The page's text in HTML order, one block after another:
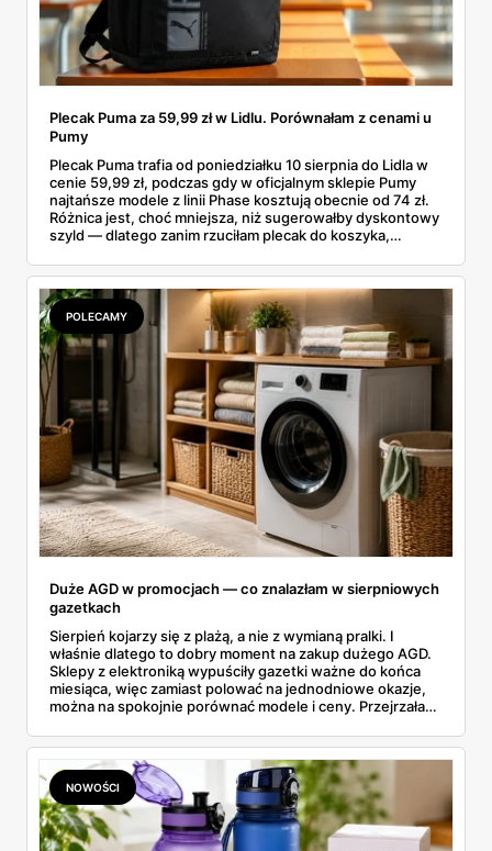
Plecak Puma za 59,99 zł w Lidlu. Porównałam z cenami u
Pumy
Plecak Puma trafia od poniedziałku 10 sierpnia do Lidla w
cenie 59,99 zł, podczas gdy w oficjalnym sklepie Pumy
najtańsze modele z linii Phase kosztują obecnie od 74 zł.
Różnica jest, choć mniejsza, niż sugerowałby dyskontowy
szyld — dlatego zanim rzuciłam plecak do koszyka,
rozpiska: co dokładnie sprzedaje Lidl, ile kosztują
odpowiedniki u producenta i komu ten zakup naprawdę
się opłaci.
POLECAMY
Duże AGD w promocjach — co znalazłam w sierpniowych
gazetkach
Sierpień kojarzy się z plażą, a nie z wymianą pralki. I
właśnie dlatego to dobry moment na zakup dużego AGD.
Sklepy z elektroniką wypuściły gazetki ważne do końca
miesiąca, więc zamiast polować na jednodniowe okazje,
można na spokojnie porównać modele i ceny. Przejrzałam
znalazłam, z cenami i terminami.
NOWOŚCI